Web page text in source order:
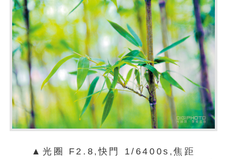
▲光圈 F2.8 ,快門 1/6400s ,焦距